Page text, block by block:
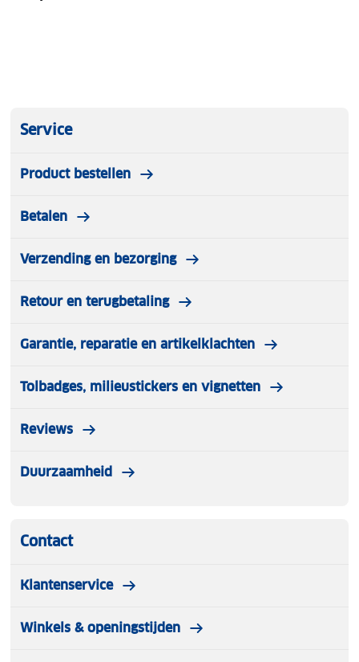
Service
Product bestellen
Betalen
Verzending en bezorging
Retour en terugbetaling
Garantie, reparatie en artikelklachten
Tolbadges, milieustickers en vignetten
Reviews
Duurzaamheid
Contact
Klantenservice
Winkels & openingstijden